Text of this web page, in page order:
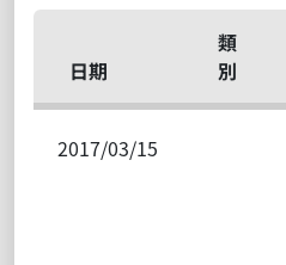
日期
類
別
2017/03/15